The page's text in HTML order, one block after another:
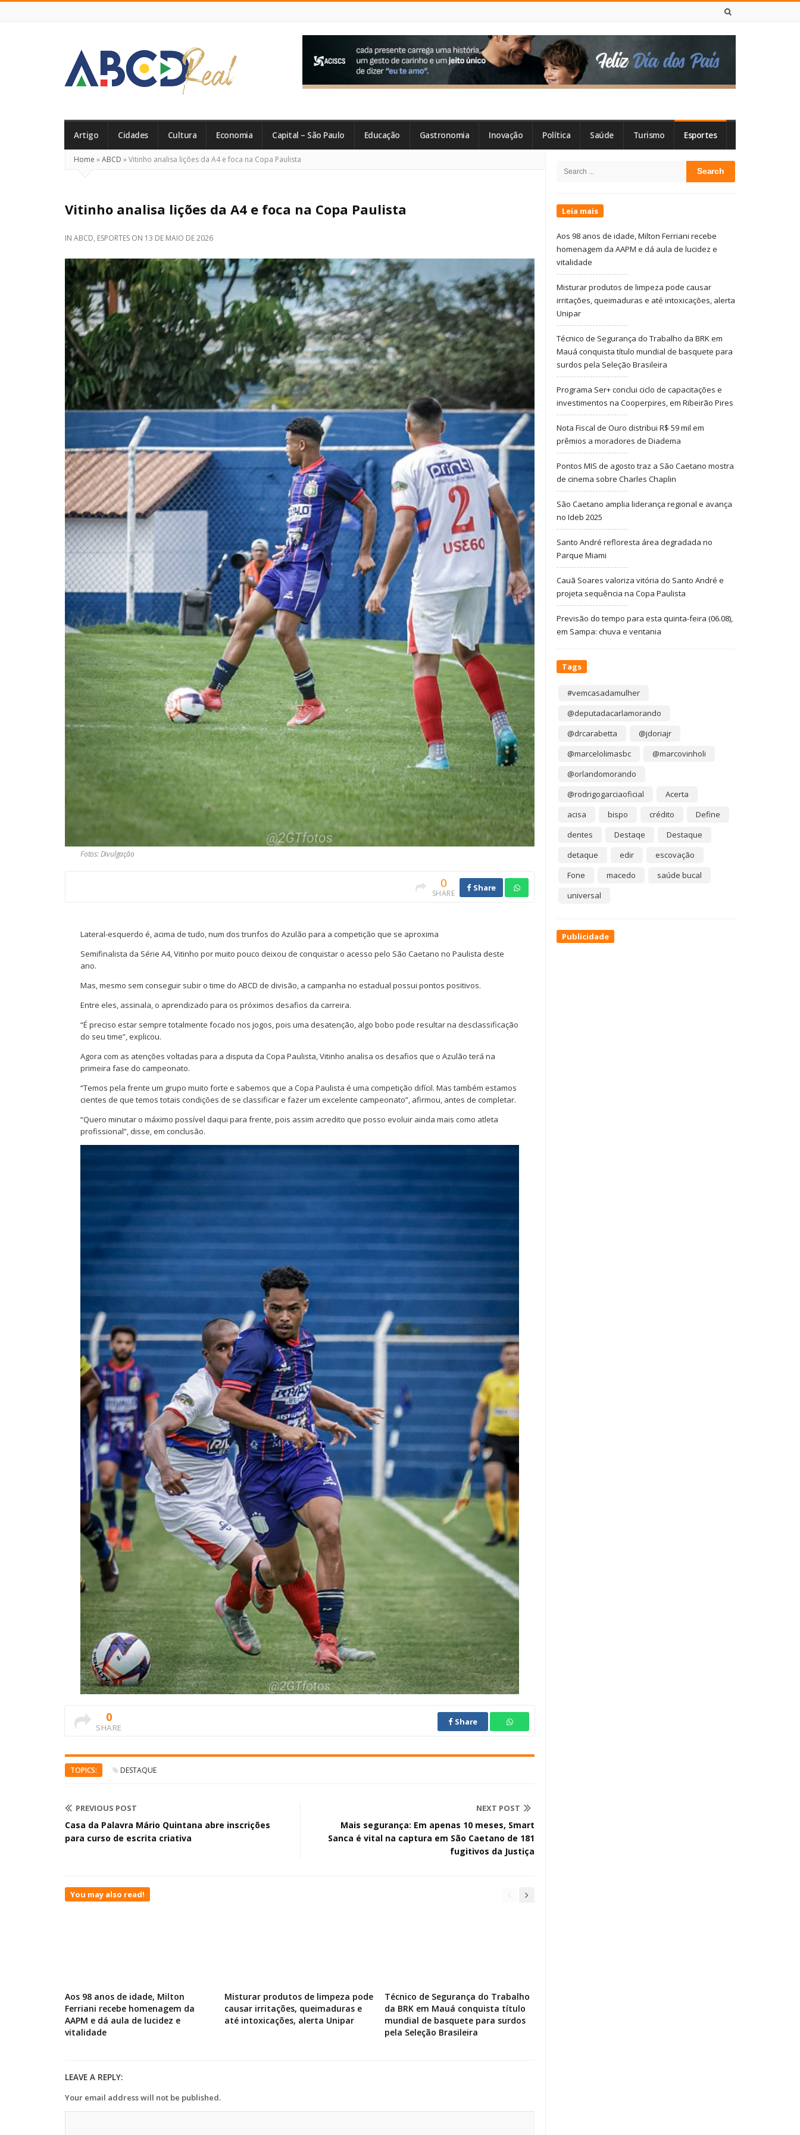
Real
Artigo Cidades Cultura Economia Capital – São Paulo Educação Gastronomia Inovação Política Saúde Turismo Esportes
Home »ABCD »Vitinho analisa lições da A4 e foca na Copa Paulista
Vitinho analisa lições da A4 e foca na Copa Paulista
IN ABCD, ESPORTES ON 13 DE MAIO DE 2026
Fotos: Divulgação
0
SHARE
Share
Lateral-esquerdo é, acima de tudo, num dos trunfos do Azulão para a competição que se aproxima
Semifinalista da Série A4, Vitinho por muito pouco deixou de conquistar o acesso pelo São Caetano no Paulista deste
ano.
Mas, mesmo sem conseguir subir o time do ABCD de divisão, a campanha no estadual possui pontos positivos.
Entre eles, assinala, o aprendizado para os próximos desafios da carreira.
“É preciso estar sempre totalmente focado nos jogos, pois uma desatenção, algo bobo pode resultar na desclassificação
do seu time”, explicou.
Agora com as atenções voltadas para a disputa da Copa Paulista, Vitinho analisa os desafios que o Azulão terá na
primeira fase do campeonato.
“Temos pela frente um grupo muito forte e sabemos que a Copa Paulista é uma competição difícil. Mas também estamos
cientes de que temos totais condições de se classificar e fazer um excelente campeonato”, afirmou, antes de completar.
“Quero minutar o máximo possível daqui para frente, pois assim acredito que posso evoluir ainda mais como atleta
profissional”, disse, em conclusão.
0
SHARE
Share
TOPICS: DESTAQUE
PREVIOUS POST
Casa da Palavra Mário Quintana abre inscrições
para curso de escrita criativa
NEXT POST
Mais segurança: Em apenas 10 meses, Smart
Sanca é vital na captura em São Caetano de 181
fugitivos da Justiça
You may also read!
Aos 98 anos de idade, Milton
Ferriani recebe homenagem da
AAPM e dá aula de lucidez e
vitalidade
Misturar produtos de limpeza pode
causar irritações, queimaduras e
até intoxicações, alerta Unipar
Técnico de Segurança do Trabalho
da BRK em Mauá conquista título
mundial de basquete para surdos
pela Seleção Brasileira
LEAVE A REPLY:
Your email address will not be published.
Sidebar
Search
Leia mais
Aos 98 anos de idade, Milton Ferriani recebe
homenagem da AAPM e dá aula de lucidez e
vitalidade
Misturar produtos de limpeza pode causar
irritações, queimaduras e até intoxicações, alerta
Unipar
Técnico de Segurança do Trabalho da BRK em
Mauá conquista título mundial de basquete para
surdos pela Seleção Brasileira
Programa Ser+ conclui ciclo de capacitações e
investimentos na Cooperpires, em Ribeirão Pires
Nota Fiscal de Ouro distribui R$ 59 mil em
prêmios a moradores de Diadema
Pontos MIS de agosto traz a São Caetano mostra
de cinema sobre Charles Chaplin
São Caetano amplia liderança regional e avança
no Ideb 2025
Santo André refloresta área degradada no
Parque Miami
Cauã Soares valoriza vitória do Santo André e
projeta sequência na Copa Paulista
Previsão do tempo para esta quinta-feira (06.08),
em Sampa: chuva e ventania
Tags
#vemcasadamulher
@deputadacarlamorando
@drcarabetta
@jdoriajr
@marcelolimasbc
@marcovinholi
@orlandomorando
@rodrigogarciaoficial
Acerta
acisa
bispo crédito
Define
dentes
Destaqe
Destaque
detaque
edir
escovação
Fone
macedo
saúde bucal
universal
Publicidade